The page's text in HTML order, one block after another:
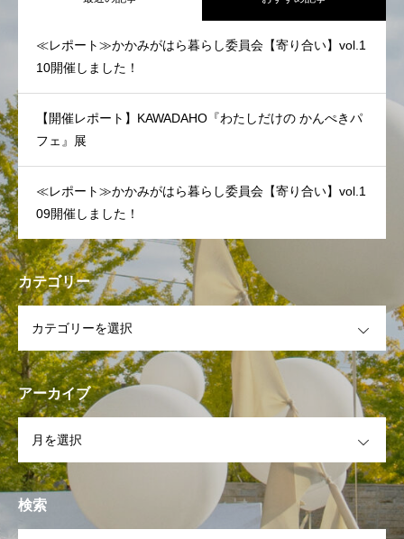
≪レポート≫かかみがはら暮らし委員会【寄り合い】vol.1
10開催しました！
【開催レポート】KAWADAHO『わたしだけの かんぺきパ
フェ』展
≪レポート≫かかみがはら暮らし委員会【寄り合い】vol.1
09開催しました！
カテゴリー
アーカイブ
検索